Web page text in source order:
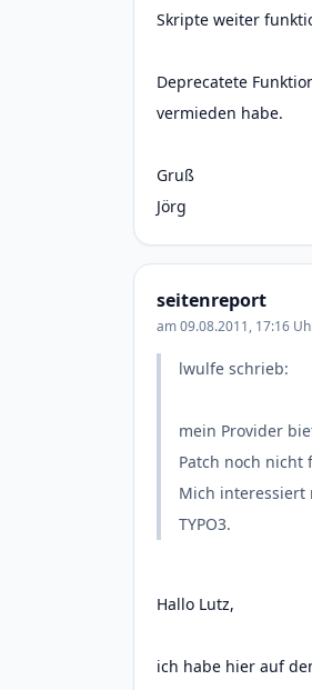
Skripte weiter
Deprecatete
vermieden habe.
Gruß
Jörg
seitenreport
am 09.08.2011, 17:16
lwulfe schrieb:
mein Provider
Patch noch nicht
Mich interessiert
TYPO3.
Hallo Lutz,
ich habe hier auf